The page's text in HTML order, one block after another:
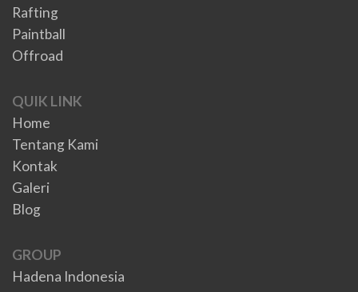
Rafting
Paintball
Offroad
QUIK LINK
Home
Tentang Kami
Kontak
Galeri
Blog
GROUP
Hadena Indonesia